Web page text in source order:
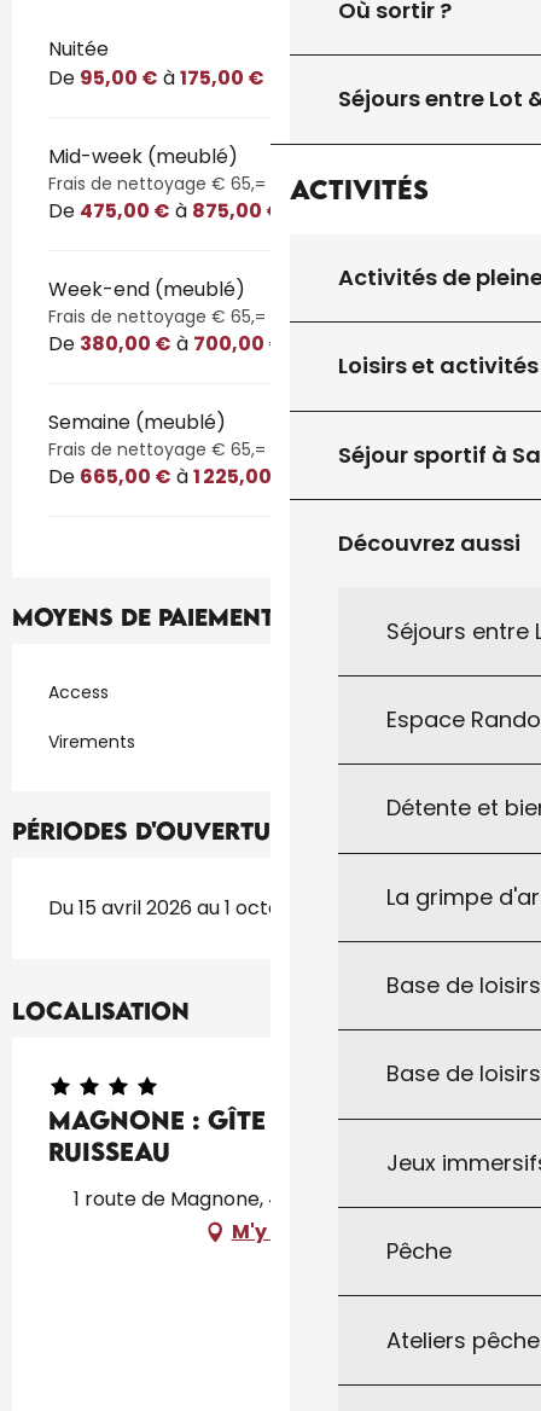
Où sortir ?
Séjours entre Lot
Activités
Activités de
Loisirs et activités
Séjour sportif à
Découvrez aussi
Séjours entre
Espace
Détente et
La grimpe
Base de
Base de
Jeux
Pêche
Ateliers
Tarifs 2026
Nuitée
De 95,00 € à175,00 €
Mid-week (meublé)
Frais de nettoyage € 65,=
De 475,00 € à 875,00 €
Week-end (meublé)
Frais de nettoyage € 65,=
De 380,00 € à 700,00 €
Semaine (meublé)
Frais de nettoyage € 65,=
De 665,00 € à1 225,00 €
Moyens de paiement
Access
Virements
Périodes d'ouverture
Du 15 avril 2026 au 1 octobre 2026
Localisation
Magnone : Gîte Le Petit
Ruisseau
1 route de Magnone, 46340 Lavercantière
M'y rendre